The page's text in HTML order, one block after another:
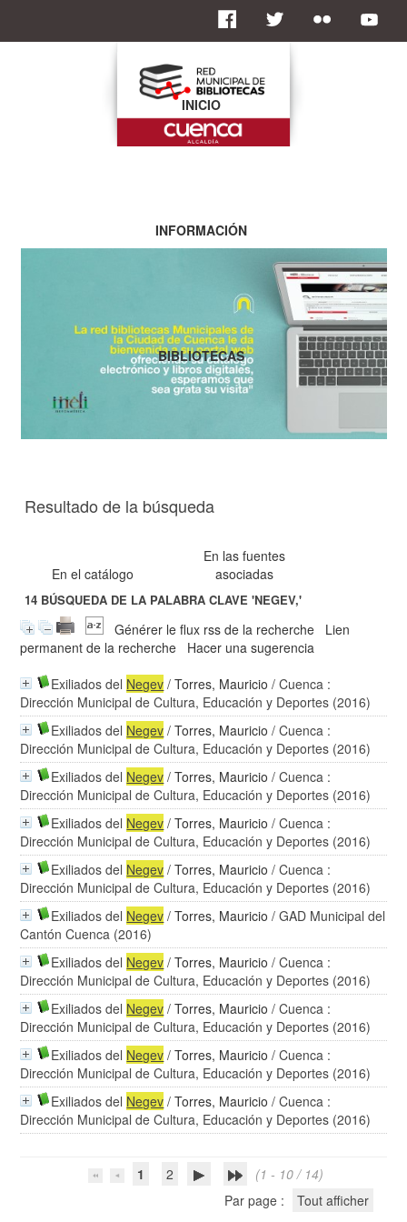
Resultado de la búsqueda
En el catálogo
En las fuentes
asociadas
14 BÚSQUEDA DE LA PALABRA CLAVE'NEGEV,'
Générer le flux rss de la recherche
Lien
permanent de la recherche
Hacer una sugerencia
Exiliados del Negev /Torres, Mauricio / Cuenca :
Dirección Municipal de Cultura, Educación y Deportes (2016)
Exiliados del Negev /Torres, Mauricio / Cuenca :
Dirección Municipal de Cultura, Educación y Deportes (2016)
Exiliados del Negev /Torres, Mauricio / Cuenca :
Dirección Municipal de Cultura, Educación y Deportes (2016)
Exiliados del Negev /Torres, Mauricio / Cuenca :
Dirección Municipal de Cultura, Educación y Deportes (2016)
Exiliados del Negev /Torres, Mauricio / Cuenca :
Dirección Municipal de Cultura, Educación y Deportes (2016)
Exiliados del Negev /Torres, Mauricio / GAD Municipal del
Cantón Cuenca (2016)
Exiliados del Negev /Torres, Mauricio / Cuenca :
Dirección Municipal de Cultura, Educación y Deportes (2016)
Exiliados del Negev /Torres, Mauricio / Cuenca :
Dirección Municipal de Cultura, Educación y Deportes (2016)
Exiliados del Negev /Torres, Mauricio / Cuenca :
Dirección Municipal de Cultura, Educación y Deportes (2016)
Exiliados del Negev /Torres, Mauricio / Cuenca :
Dirección Municipal de Cultura, Educación y Deportes (2016)
1 2
(1 - 10 / 14)
Par page :
Tout afficher
INICIO
INFORMACIÓN
BIBLIOTECAS